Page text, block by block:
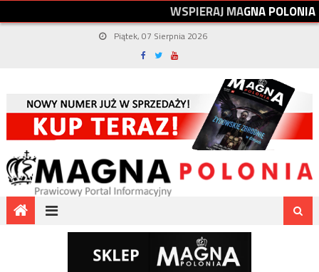
WSPIERAJMAGNAPOLONIA
Piątek, 07 Sierpnia 2026